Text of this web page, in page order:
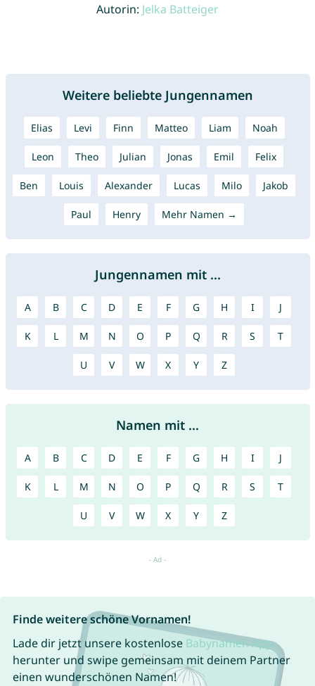
Autorin: Jelka Batteiger
Weitere beliebte Jungennamen
Elias Levi Finn Matteo Liam Noah
Leon Theo Julian Jonas Emil Felix
Ben Louis Alexander Lucas Milo Jakob
Paul Henry Mehr Namen →
Jungennamen mit ...
A B C D E F G H I J
K L M N O P Q R S T
U V W X Y Z
Namen mit ...
A B C D E F G H I J
K L M N O P Q R S T
U V W X Y Z
Finde weitere schöne Vornamen!
Lade dir jetzt unsere kostenlose Babynamen App
herunter und swipe gemeinsam mit deinem Partner
einen wunderschönen Namen!